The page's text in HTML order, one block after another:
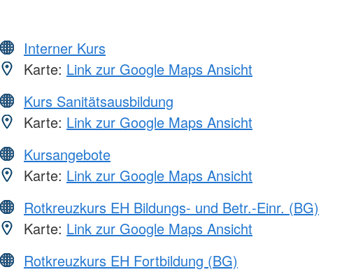
Interner Kurs
Karte: Link zur Google Maps Ansicht
Kurs Sanitätsausbildung
Karte: Link zur Google Maps Ansicht
Kursangebote
Karte: Link zur Google Maps Ansicht
Rotkreuzkurs EH Bildungs- und Betr.-Einr. (BG)
Karte: Link zur Google Maps Ansicht
Rotkreuzkurs EH Fortbildung (BG)